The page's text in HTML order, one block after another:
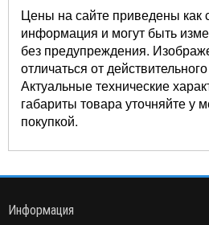
Цены на сайте приведены как
информация и могут быть
без предупреждения.
отличаться от
Актуальные технические
габариты товара уточняйте у
покупкой.
Информация